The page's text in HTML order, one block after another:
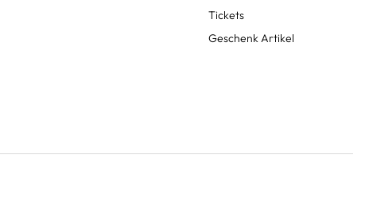
Tickets
Geschenk Artikel